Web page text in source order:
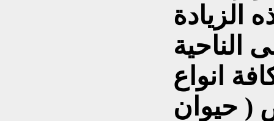
الزيادة
الناحية
انواع
( حيوان